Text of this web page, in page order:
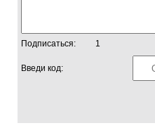
Подписаться: 1
Введи код: